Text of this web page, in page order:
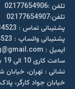
تلفن :02177654906
تلفن:02177654907
پشتیبانی تماس : 09363334523
پشتیبانی واتساپ : 09123334523
ايميل : thecliffshopping@gmail.com
ساعت کاری 10 الی 19 به جز جمعه و روزهای تعطیل رسمی
نشانی : تهران، خیابان
خیابان جواد کارگر، پلاک 245 طبقه چهارم واحد 17